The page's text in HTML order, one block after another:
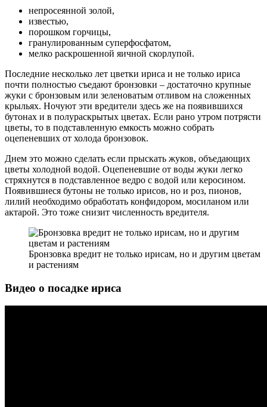
непросеянной золой,
известью,
порошком горчицы,
гранулированным суперфосфатом,
мелко раскрошенной яичной скорлупой.
Последние несколько лет цветки ириса и не только ириса
почти полностью съедают бронзовки – достаточно крупные
жуки с бронзовым или зеленоватым отливом на сложенных
крыльях. Ночуют эти вредители здесь же на появившихся
бутонах и в полураскрытых цветах. Если рано утром потрясти
цветы, то в подставленную емкость можно собрать
оцепеневших от холода бронзовок.
Днем это можно сделать если прыскать жуков, объедающих
цветы холодной водой. Оцепеневшие от воды жуки легко
стряхнутся в подставленное ведро с водой или керосином.
Появившиеся бутоны не только ирисов, но и роз, пионов,
лилий необходимо обработать конфидором, мосиланом или
актарой. Это тоже снизит численность вредителя.
Бронзовка вредит не только ирисам, но и другим цветам
и растениям
Видео о посадке ириса